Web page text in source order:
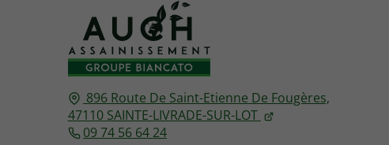
896 Route De Saint-Etienne De Fougères,
47110 SAINTE-LIVRADE-SUR-LOT
09 74 56 64 24